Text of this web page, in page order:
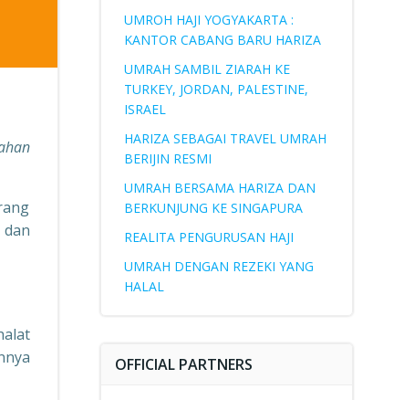
UMROH HAJI YOGYAKARTA :
KANTOR CABANG BARU HARIZA
UMRAH SAMBIL ZIARAH KE
TURKEY, JORDAN, PALESTINE,
ISRAEL
HARIZA SEBAGAI TRAVEL UMRAH
BERIJIN RESMI
UMRAH BERSAMA HARIZA DAN
BERKUNJUNG KE SINGAPURA
REALITA PENGURUSAN HAJI
UMRAH DENGAN REZEKI YANG
HALAL
OFFICIAL PARTNERS